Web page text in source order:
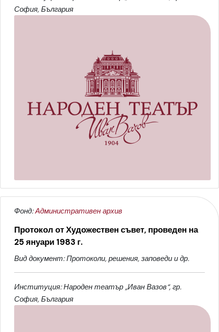
София, България
Фонд:Административен архив
Протокол от Художествен съвет, проведен на
25 януари 1983 г.
Вид документ: Протоколи, решения, заповеди и др.
Институция: Народен театър „Иван Вазов“, гр.
София, България